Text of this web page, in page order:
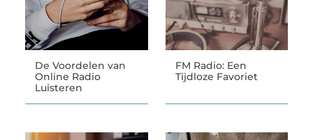
De Voordelen van
Online Radio
Luisteren
FM Radio: Een
Tijdloze Favoriet